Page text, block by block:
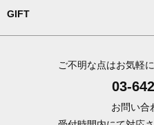
GIFT
ご不明な点はお気軽
03-
お問い合